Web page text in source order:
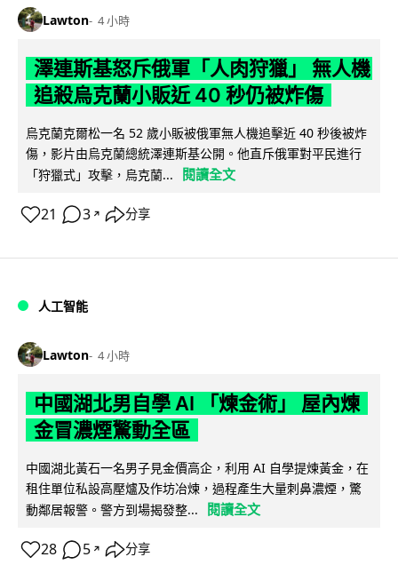
Lawton 4 小時
澤連斯基怒斥俄軍「人肉狩獵」 無人機
追殺烏克蘭小販近 40 秒仍被炸傷
烏克蘭克爾松一名 52 歲小販被俄軍無人機追擊近 40 秒後被炸
傷，影片由烏克蘭總統澤連斯基公開。他直斥俄軍對平民進行
「狩獵式」攻擊，烏克蘭...
閱讀全文
21 3 ↗ 分享
人工智能
Lawton 4 小時
中國湖北男自學 AI 「煉金術」 屋內煉
金冒濃煙驚動全區
中國湖北黃石一名男子見金價高企，利用 AI 自學提煉黃金，在
租住單位私設高壓爐及作坊冶煉，過程產生大量刺鼻濃煙，驚
動鄰居報警。警方到場揭發整...
閱讀全文
28 5 ↗ 分享